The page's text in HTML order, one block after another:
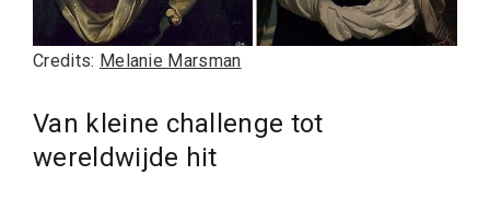
Credits: Melanie Marsman
Van kleine challenge tot
wereldwijde hit